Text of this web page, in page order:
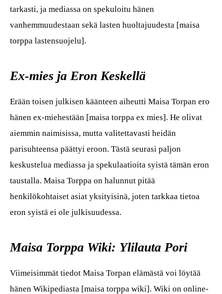
tarkasti, ja mediassa on spekuloitu hänen
vanhemmuudestaan sekä lasten huoltajuudesta [maisa
torppa lastensuojelu].
Ex-mies ja Eron Keskellä
Erään toisen julkisen käänteen aiheutti Maisa Torpan ero
hänen ex-miehestään [maisa torppa ex mies]. He olivat
aiemmin naimisissa, mutta valitettavasti heidän
parisuhteensa päättyi eroon. Tästä seurasi paljon
keskustelua mediassa ja spekulaatioita syistä tämän eron
taustalla. Maisa Torppa on halunnut pitää
henkilökohtaiset asiat yksityisinä, joten tarkkaa tietoa
eron syistä ei ole julkisuudessa.
Maisa Torppa Wiki: Ylilauta Pori
Viimeisimmät tiedot Maisa Torpan elämästä voi löytää
hänen Wikipediasta [maisa torppa wiki]. Wiki on online-